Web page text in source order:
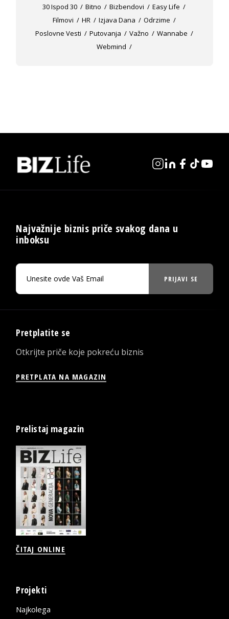
30 Ispod 30 Bitno Bizbendovi
Easy Life
Filmovi
HR Izjava Dana
Odrzime
Poslovne Vesti
Putovanja Važno
Wannabe
Webmind
Najvažnije biznis priče svakog dana u
inboksu
PRIJAVI SE
Pretplatite se
Otkrijte priče koje pokreću biznis
PRETPLATA NA MAGAZIN
Prelistaj magazin
ČITAJ ONLINE
Projekti
Najkolega